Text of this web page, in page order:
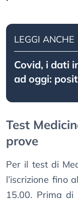
LEGGI ANCHE
Covid, i dati
ad oggi:
Test
prove
Per il test di
l’iscrizione fino
15.00. Prima